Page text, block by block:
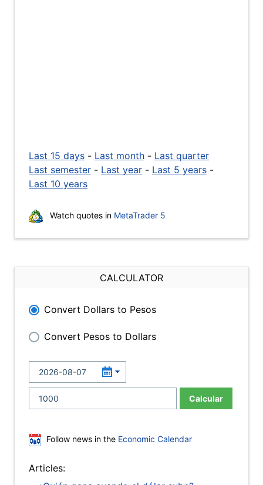
Last 15 days - Last month - Last quarter
Last semester - Last year - Last 5 years -
Last 10 years
Watch quotes in MetaTrader 5
CALCULATOR
Convert Dollars to Pesos
Convert Pesos to Dollars
Calcular
Follow news in the Economic Calendar
Articles: